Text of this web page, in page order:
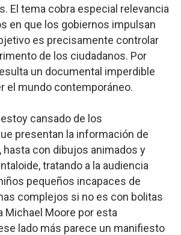
El tema cobra especial relevancia
en que los gobiernos impulsan
es precisamente controlar
de los ciudadanos. Por
un documental imperdible
el mundo contemporáneo.
cansado de los
presentan la información de
hasta con dibujos animados y
tratando a la audiencia
pequeños incapaces de
complejos si no es con bolitas
Michael Moore por esta
lado más parece un manifiesto